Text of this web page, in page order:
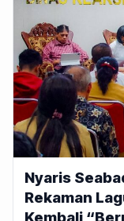
Nyaris
Rekaman